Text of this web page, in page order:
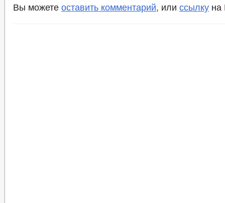
Вы можете оставить комментарий, или ссылку на